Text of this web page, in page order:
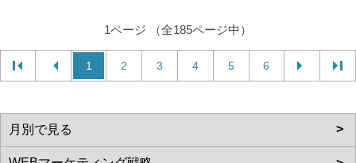
1ページ （全185ページ中）
1 2 3 4 5 6